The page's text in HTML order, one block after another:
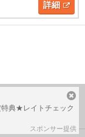
詳細
詳細
典★レイトチェック
スポンサー提供